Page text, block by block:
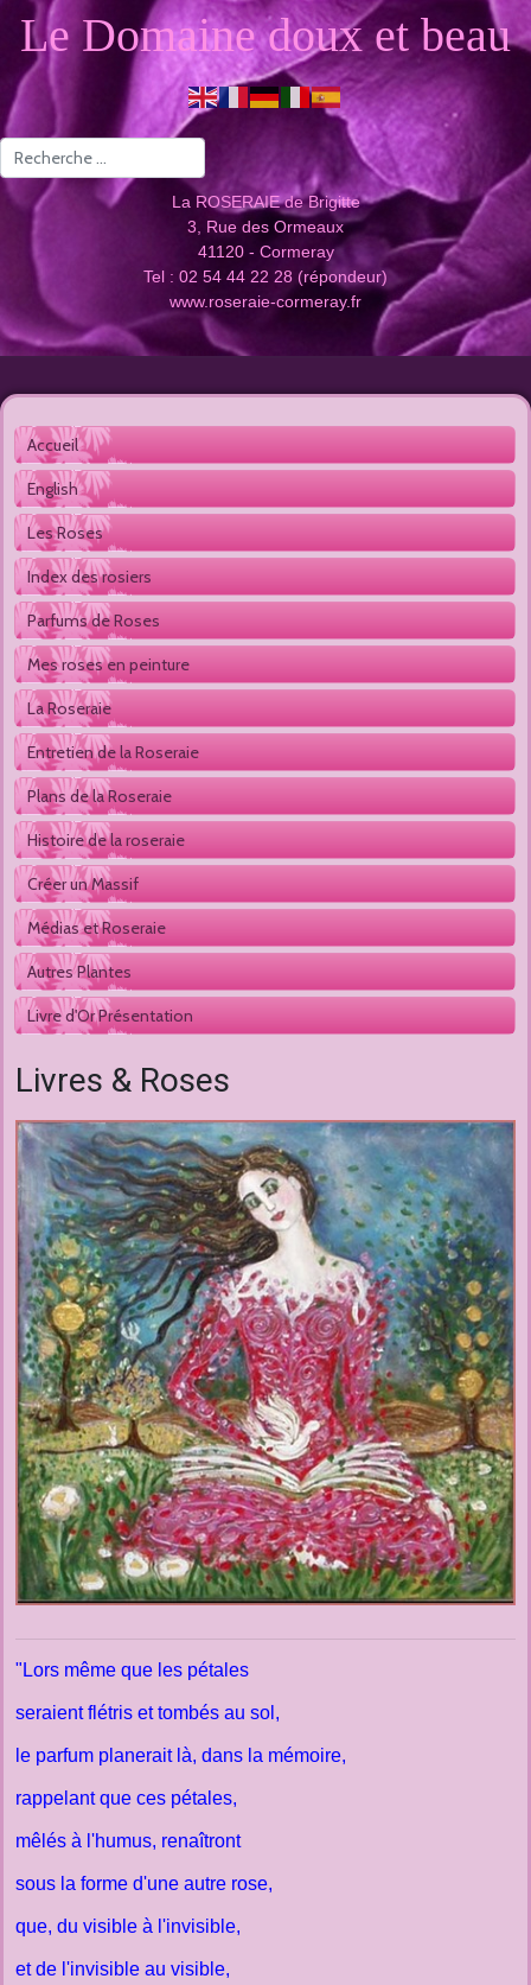
Le Domaine doux et beau
Valider
La ROSERAIE de Brigitte
3, Rue des Ormeaux
41120 - Cormeray
Tel : 02 54 44 22 28 (répondeur)
www.roseraie-cormeray.fr
Livres & Roses
"Lors même que les pétales
seraient flétris et tombés au sol,
le parfum planerait là, dans la mémoire,
rappelant que ces pétales,
mêlés à l'humus, renaîtront
sous la forme d'une autre rose,
que, du visible à l'invisible,
et de l'invisible au visible,
Accueil
English
Les Roses
Index des rosiers
Parfums de Roses
Mes roses en peinture
La Roseraie
Entretien de la Roseraie
Plans de la Roseraie
Histoire de la roseraie
Créer un Massif
Médias et Roseraie
Autres Plantes
Livre d'Or Présentation